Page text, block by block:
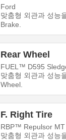
Ford
맞춤형 외관과 성능
Brake.
Rear Wheel
FUEL™ D595
맞춤형 외관과 성능
Wheel.
F. Right Tire
RBP™ Repulsor MT
맞춤형 외관과 성능